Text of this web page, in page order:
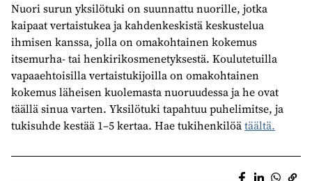
Nuori surun yksilötuki on suunnattu nuorille, jotka
kaipaat vertaistukea ja kahdenkeskistä keskustelua
ihmisen kanssa, jolla on omakohtainen kokemus
itsemurha- tai henkirikosmenetyksestä. Koulutetuilla
vapaaehtoisilla vertaistukijoilla on omakohtainen
kokemus läheisen kuolemasta nuoruudessa ja he ovat
täällä sinua varten. Yksilötuki tapahtuu puhelimitse, ja
tukisuhde kestää 1–5 kertaa. Hae tukihenkilöätäältä.